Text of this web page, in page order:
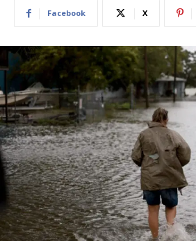
Facebook X